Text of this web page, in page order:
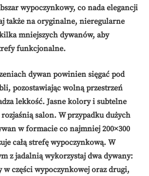
wypoczynkowy, co nada elegancji
także na oryginalne, nieregularne
kilka mniejszych dywanów, aby
funkcjonalne.
dywan powinien sięgać pod
pozostawiając wolną przestrzeń
lekkość. Jasne kolory i subtelne
salon. W przypadku dużych
w formacie co najmniej 200×300
całą strefę wypoczynkową. W
z jadalnią wykorzystaj dwa dywany:
w części wypoczynkowej oraz drugi,